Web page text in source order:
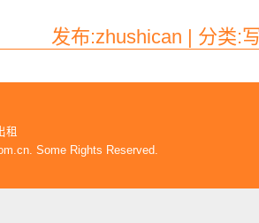
发布:zhushican | 分类:
租
Some Rights Reserved.